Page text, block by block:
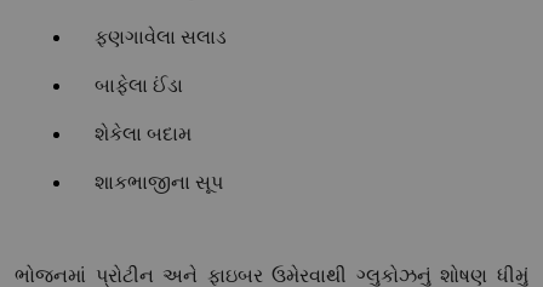
ફણગાવેલા સલાડ
બાફેલા ઈંડા
શેકેલા બદામ
શાકભાજીના સૂપ
ભોજનમાં પ્રોટીન અને ફાઇબર ઉમેરવાથી ગ્લુકોઝનું શોષણ ધીમું